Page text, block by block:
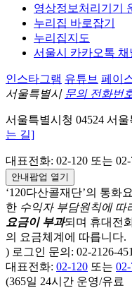
영상정보처리기기
누리집 바로잡기
누리집지도
서울시 카카오톡 채
인스타그램 유튜브 페이
서울특별시 문의 전화번
서울특별시청 04524 서
는 길]
대표전화: 02-120 또는
안내팝업 열기
‘120다산콜재단’의 통화
한 수익자 부담원칙에 따
요금이 부과되며 휴대전
의 요금체계에 따릅니다.
) 로그인 문의: 02-2126-
대표전화: 02-120 또는
(365일 24시간 운영/유료